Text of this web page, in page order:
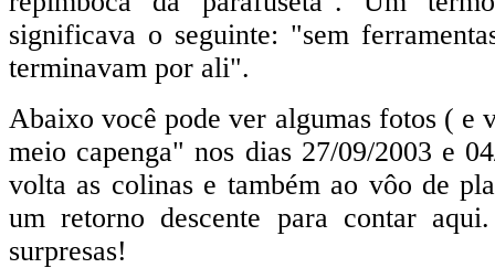
significava o seguinte: "sem
terminavam por ali".
Abaixo você pode ver algumas fotos ( e
meio capenga" nos dias 27/09/2003 e
volta as colinas e também ao vôo de
um retorno descente para contar
surpresas!